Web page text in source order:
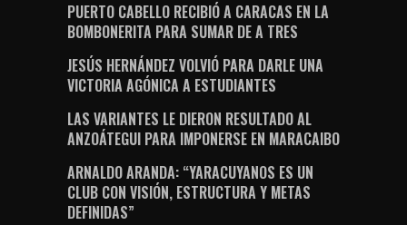
PUERTO CABELLO RECIBIÓ A CARACAS EN LA
BOMBONERITA PARA SUMAR DE A TRES
JESÚS HERNÁNDEZ VOLVIÓ PARA DARLE UNA
VICTORIA AGÓNICA A ESTUDIANTES
LAS VARIANTES LE DIERON RESULTADO AL
ANZOÁTEGUI PARA IMPONERSE EN MARACAIBO
ARNALDO ARANDA: “YARACUYANOS ES UN
CLUB CON VISIÓN, ESTRUCTURA Y METAS
DEFINIDAS”